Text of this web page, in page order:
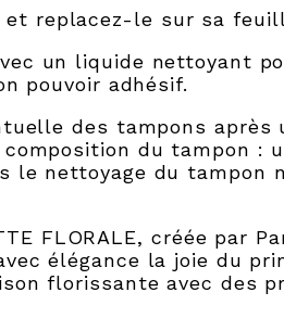
et replacez-le sur sa
un liquide nettoyant
pouvoir adhésif.
des tampons après
du tampon :
le nettoyage du tampon
FLORALE, créée par
élégance la joie du
florissante avec des